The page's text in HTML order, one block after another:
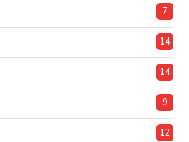
7
14
14
9
12